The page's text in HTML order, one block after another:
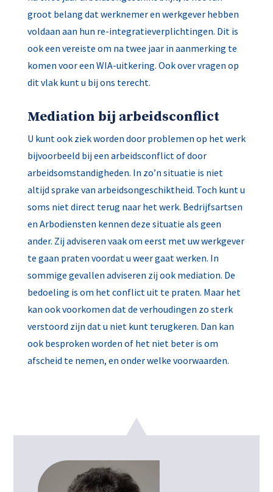
groot belang dat werknemer en werkgever hebben
voldaan aan hun re-integratieverplichtingen. Dit is
ook een vereiste om na twee jaar in aanmerking te
komen voor een WIA-uitkering. Ook over vragen op
dit vlak kunt u bij ons terecht.
Mediation bij arbeidsconflict
U kunt ook ziek worden door problemen op het werk
bijvoorbeeld bij een arbeidsconflict of door
arbeidsomstandigheden. In zo’n situatie is niet
altijd sprake van arbeidsongeschiktheid. Toch kunt u
soms niet direct terug naar het werk. Bedrijfsartsen
en Arbodiensten kennen deze situatie als geen
ander. Zij adviseren vaak om eerst met uw werkgever
te gaan praten voordat u weer gaat werken. In
sommige gevallen adviseren zij ook mediation. De
bedoeling is om het conflict uit te praten. Maar het
kan ook voorkomen dat de verhoudingen zo sterk
verstoord zijn dat u niet kunt terugkeren. Dan kan
ook besproken worden of het niet beter is om
afscheid te nemen, en onder welke voorwaarden.